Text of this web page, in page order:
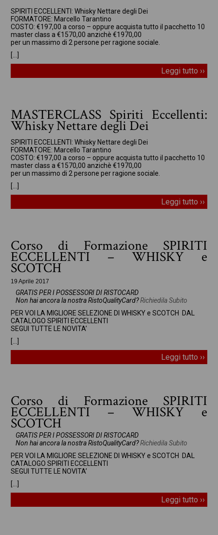
SPIRITI ECCELLENTI: Whisky Nettare degli Dei
FORMATORE: Marcello Tarantino
COSTO: €197,00 a corso – oppure acquista tutto il pacchetto 10
master class a €1570,00 anzichè €1970,00
per un massimo di 2 persone per ragione sociale.
[…]
Leggi tutto ››
MASTERCLASS Spiriti Eccellenti:
Whisky Nettare degli Dei
SPIRITI ECCELLENTI: Whisky Nettare degli Dei
FORMATORE: Marcello Tarantino
COSTO: €197,00 a corso – oppure acquista tutto il pacchetto 10
master class a €1570,00 anzichè €1970,00
per un massimo di 2 persone per ragione sociale.
[…]
Leggi tutto ››
Corso di Formazione SPIRITI
ECCELLENTI – WHISKY e
SCOTCH
19 Aprile 2017
GRATIS PER I POSSESSORI DI RISTOCARD
Non hai ancora la nostra RistoQualityCard?Richiedila Subito
PER VOI LA MIGLIORE SELEZIONE DI WHISKY e SCOTCH DAL
CATALOGO SPIRITI ECCELLENTI
SEGUI TUTTE LE NOVITA’
[…]
Leggi tutto ››
Corso di Formazione SPIRITI
ECCELLENTI – WHISKY e
SCOTCH
GRATIS PER I POSSESSORI DI RISTOCARD
Non hai ancora la nostra RistoQualityCard?Richiedila Subito
PER VOI LA MIGLIORE SELEZIONE DI WHISKY e SCOTCH DAL
CATALOGO SPIRITI ECCELLENTI
SEGUI TUTTE LE NOVITA’
[…]
Leggi tutto ››